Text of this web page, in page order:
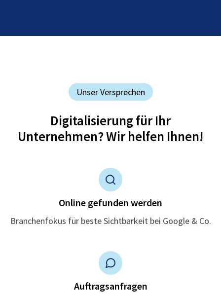
Unser Versprechen
Digitalisierung für Ihr
Unternehmen? Wir helfen Ihnen!
Online gefunden werden
Branchenfokus für beste Sichtbarkeit bei Google & Co.
Auftragsanfragen